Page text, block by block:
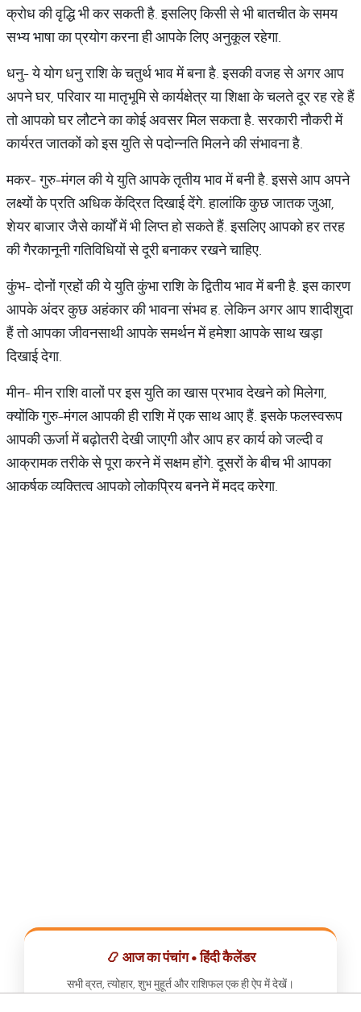
क्रोध की वृद्धि भी कर सकती है. इसलिए किसी से भी बातचीत के समय
सभ्य भाषा का प्रयोग करना ही आपके लिए अनुकूल रहेगा.
धनु- ये योग धनु राशि के चतुर्थ भाव में बना है. इसकी वजह से अगर आप
अपने घर, परिवार या मातृभूमि से कार्यक्षेत्र या शिक्षा के चलते दूर रह रहे हैं
तो आपको घर लौटने का कोई अवसर मिल सकता है. सरकारी नौकरी में
कार्यरत जातकों को इस युति से पदोन्नति मिलने की संभावना है.
मकर- गुरु-मंगल की ये युति आपके तृतीय भाव में बनी है. इससे आप अपने
लक्ष्यों के प्रति अधिक केंद्रित दिखाई देंगे. हालांकि कुछ जातक जुआ,
शेयर बाजार जैसे कार्यों में भी लिप्त हो सकते हैं. इसलिए आपको हर तरह
की गैरकानूनी गतिविधियों से दूरी बनाकर रखने चाहिए.
कुंभ- दोनों ग्रहों की ये युति कुंभा राशि के द्वितीय भाव में बनी है. इस कारण
आपके अंदर कुछ अहंकार की भावना संभव ह. लेकिन अगर आप शादीशुदा
हैं तो आपका जीवनसाथी आपके समर्थन में हमेशा आपके साथ खड़ा
दिखाई देगा.
मीन- मीन राशि वालों पर इस युति का खास प्रभाव देखने को मिलेगा,
क्योंकि गुरु-मंगल आपकी ही राशि में एक साथ आए हैं. इसके फलस्वरूप
आपकी ऊर्जा में बढ़ोतरी देखी जाएगी और आप हर कार्य को जल्दी व
आक्रामक तरीके से पूरा करने में सक्षम होंगे. दूसरों के बीच भी आपका
आकर्षक व्यक्तित्व आपको लोकप्रिय बनने में मदद करेगा.
📿 आज का पंचांग • हिंदी कैलेंडर
सभी व्रत, त्योहार, शुभ मुहूर्त और राशिफल एक ही ऐप में देखें।